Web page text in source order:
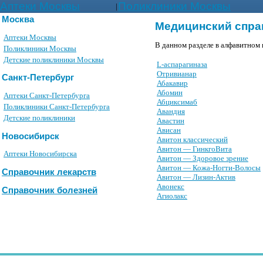
Аптеки Москвы | Поликлиники Москвы
Москва
Аптеки Москвы
Поликлиники Москвы
Детские поликлиники Москвы
Санкт-Петербург
Аптеки Санкт-Петербурга
Поликлиники Санкт-Петербурга
Детские поликлиники
Новосибирск
Аптеки Новосибирска
Справочник лекарств
Справочник болезней
Медицинский
В данном разделе в алфавитном
L-аспарагиназа
Oтpивианаp
Абакавир
Абомин
Абциксимаб
Авандия
Авастин
Ависан
Авитон классический
Авитон — ГинкгоВита
Авитон — Здоровое зрение
Авитон — Кожа-Ногти-Волосы
Авитон — Лизин-Актив
Авонекс
Агиолакс